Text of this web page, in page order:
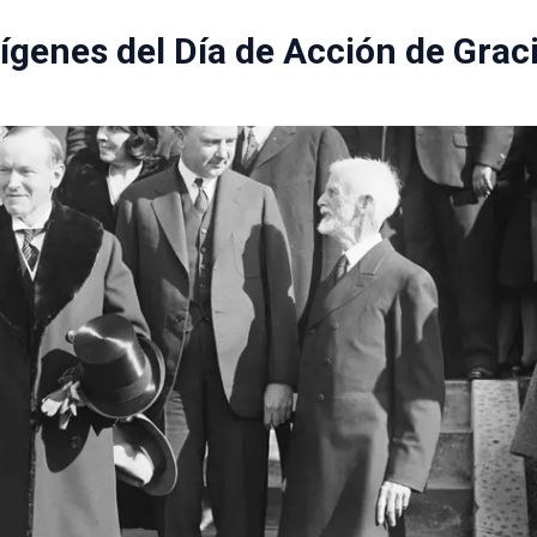
del Día de Acción de